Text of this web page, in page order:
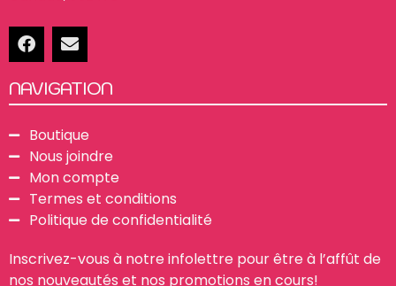
NAVIGATION
Boutique
Nous joindre
Mon compte
Termes et conditions
Politique de confidentialité
Inscrivez-vous à notre infolettre pour être à l’affût de
nos nouveautés et nos promotions en cours!